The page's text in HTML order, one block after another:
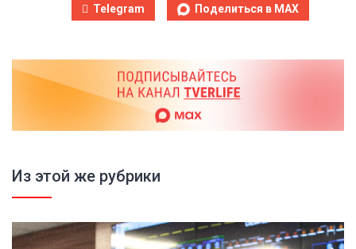
Telegram Поделиться в MAX
Из этой же рубрики